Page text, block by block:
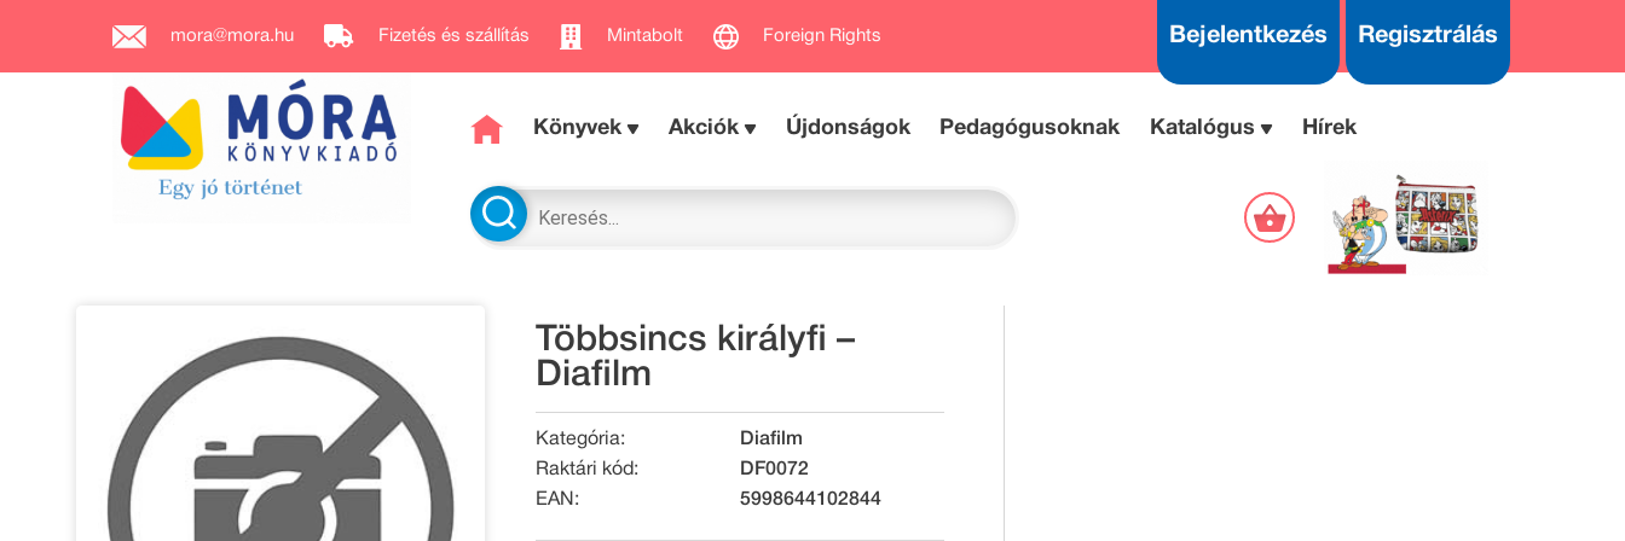
mora@mora.hu Fizetés és szállítás Mintabolt Foreign Rights Bejelentkezés Regisztrálás
Könyvek Akciók Újdonságok Pedagógusoknak Katalógus Hírek
Többsincs királyfi –
Diafilm
Kategória:
Diafilm
Raktári kód:
DF0072
EAN:
5998644102844